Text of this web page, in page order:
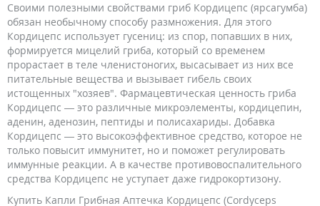
Своими полезными свойствами гриб Кордицепс (ярсагумба)
обязан необычному способу размножения. Для этого
Кордицепс использует гусениц: из спор, попавших в них,
формируется мицелий гриба, который со временем
прорастает в теле членистоногих, высасывает из них все
питательные вещества и вызывает гибель своих
истощенных "хозяев". Фармацевтическая ценность гриба
Кордицепс — это различные микроэлементы, кордицепин,
аденин, аденозин, пептиды и полисахариды. Добавка
Кордицепс — это высокоэффективное средство, которое не
только повысит иммунитет, но и поможет регулировать
иммунные реакции. А в качестве противовоспалительного
средства Кордицепс не уступает даже гидрокортизону.
Купить Капли Грибная Аптечка Кордицепс (Cordyceps